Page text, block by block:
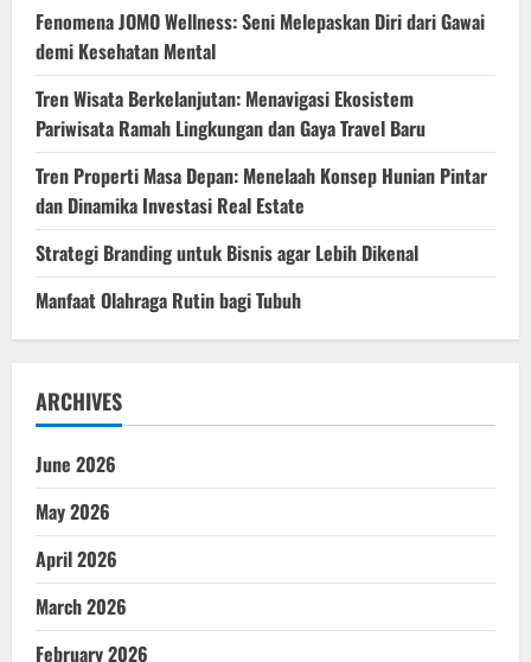
Liburan
Kita
Fenomena JOMO Wellness: Seni Melepaskan Diri dari Gawai
demi Kesehatan Mental
Tren Wisata Berkelanjutan: Menavigasi Ekosistem
Pariwisata Ramah Lingkungan dan Gaya Travel Baru
Tren Properti Masa Depan: Menelaah Konsep Hunian Pintar
dan Dinamika Investasi Real Estate
Strategi Branding untuk Bisnis agar Lebih Dikenal
Manfaat Olahraga Rutin bagi Tubuh
ARCHIVES
June 2026
May 2026
April 2026
March 2026
February 2026